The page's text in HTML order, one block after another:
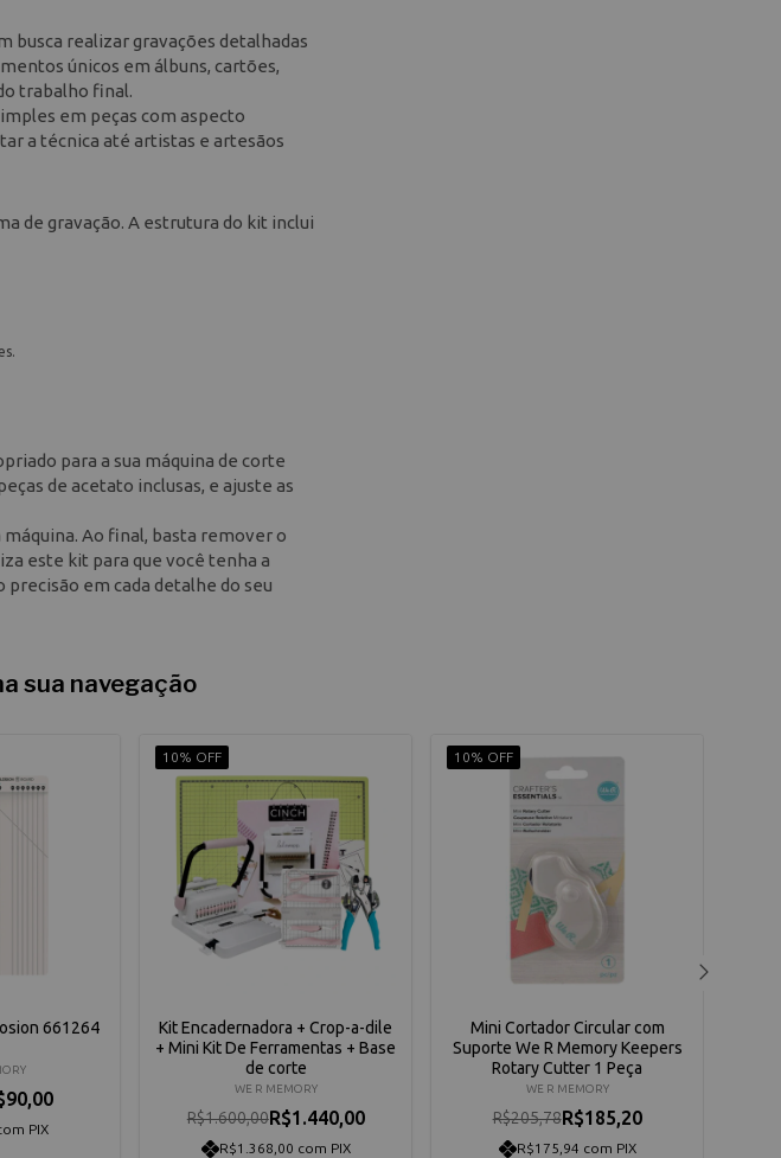
busca realizar gravações detalhadas
únicos em álbuns, cartões,
trabalho final.
em peças com aspecto
a técnica até artistas e artesãos
de gravação. A estrutura do kit inclui
para a sua máquina de corte
de acetato inclusas, e ajuste as
Ao final, basta remover o
este kit para que você tenha a
em cada detalhe do seu
sua navegação
661264
PIX
10% OFF
Kit Encadernadora + Crop-a-dile
+ Mini Kit De Ferramentas + Base
de corte
WE R MEMORY
R$1.600,00R$1.440,00
R$1.368,00 com PIX
10% OFF
Mini Cortador Circular com
Suporte We R Memory Keepers
Rotary Cutter 1 Peça
WE R MEMORY
R$205,78R$185,20
R$175,94 com PIX